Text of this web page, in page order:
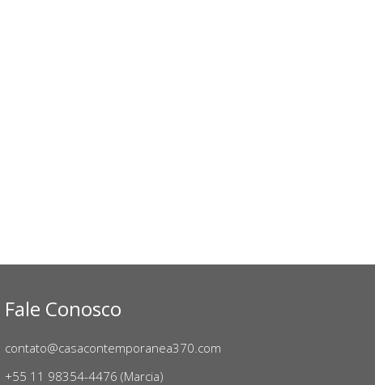
Fale Conosco
contato@casacontemporanea370.com
+55 11 98354-4476 (Marcia)